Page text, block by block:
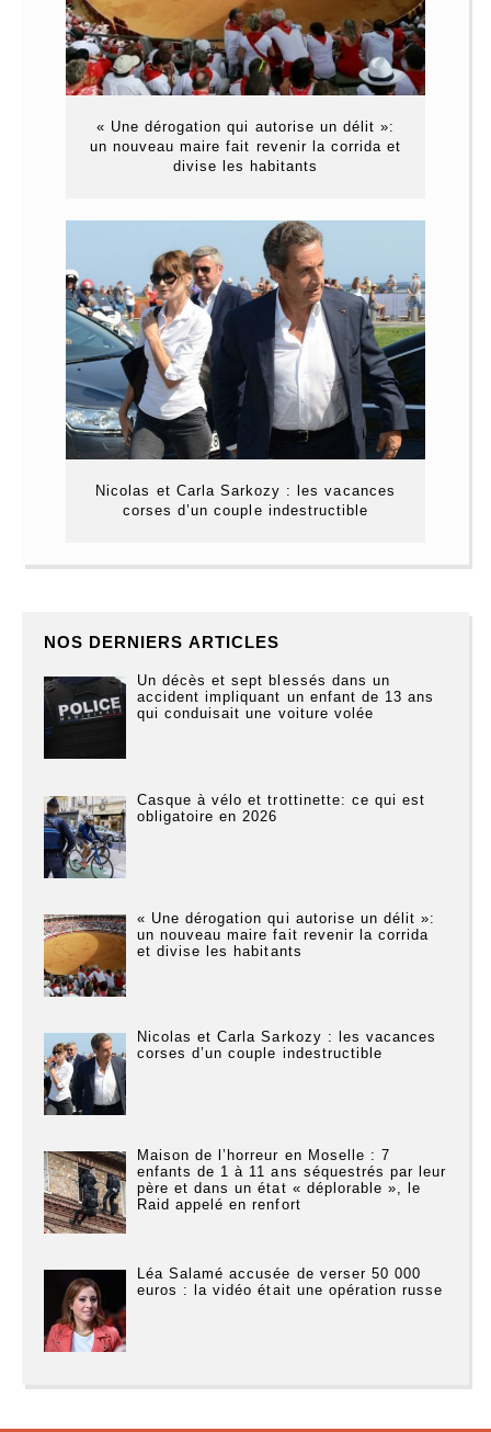
« Une dérogation qui autorise un délit »:
un nouveau maire fait revenir la corrida et
divise les habitants
Nicolas et Carla Sarkozy : les vacances
corses d’un couple indestructible
NOS DERNIERS ARTICLES
Un décès et sept blessés dans un
accident impliquant un enfant de 13 ans
qui conduisait une voiture volée
Casque à vélo et trottinette: ce qui est
obligatoire en 2026
« Une dérogation qui autorise un délit »:
un nouveau maire fait revenir la corrida
et divise les habitants
Nicolas et Carla Sarkozy : les vacances
corses d’un couple indestructible
Maison de l’horreur en Moselle : 7
enfants de 1 à 11 ans séquestrés par leur
père et dans un état « déplorable », le
Raid appelé en renfort
Léa Salamé accusée de verser 50 000
euros : la vidéo était une opération russe